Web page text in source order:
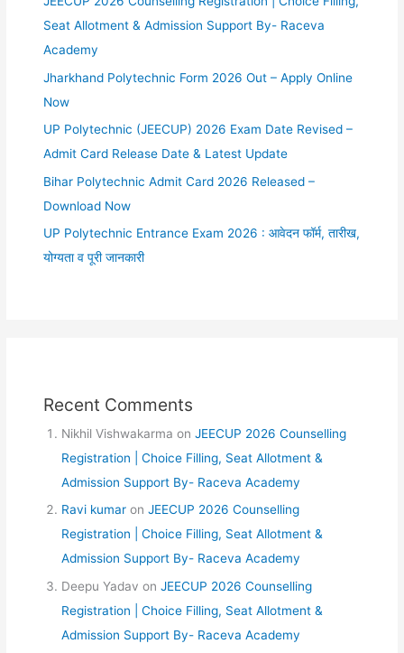
Seat Allotment & Admission Support By- Raceva
Academy
Jharkhand Polytechnic Form 2026 Out – Apply Online
Now
UP Polytechnic (JEECUP) 2026 Exam Date Revised –
Admit Card Release Date & Latest Update
Bihar Polytechnic Admit Card 2026 Released –
Download Now
UP Polytechnic Entrance Exam 2026 : आवेदन फॉर्म, तारीख,
योग्यता व पूरी जानकारी
Recent Comments
Nikhil Vishwakarma onJEECUP 2026 Counselling
Registration | Choice Filling, Seat Allotment &
Admission Support By- Raceva Academy
Ravi kumar onJEECUP 2026 Counselling
Registration | Choice Filling, Seat Allotment &
Admission Support By- Raceva Academy
Deepu Yadav onJEECUP 2026 Counselling
Registration | Choice Filling, Seat Allotment &
Admission Support By- Raceva Academy